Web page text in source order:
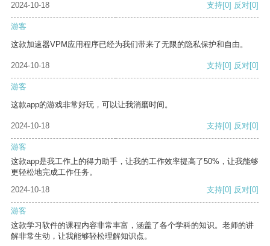
2024-10-18
支持[0] 反对[0]
游客
这款加速器VPM应用程序已经为我们带来了无限的隐私保护和自由。
2024-10-18 支持[0] 反对[0]
游客
这款app的游戏非常好玩，可以让我消磨时间。
2024-10-18 支持[0] 反对[0]
游客
这款app是我工作上的得力助手，让我的工作效率提高了50%，让我能够
更轻松地完成工作任务。
2024-10-18
支持[0] 反对[0]
游客
这款学习软件的课程内容非常丰富，涵盖了各个学科的知识。老师的讲
解非常生动，让我能够轻松理解知识点。